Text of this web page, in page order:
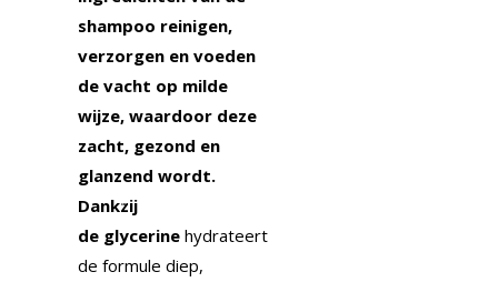
shampoo reinigen,
verzorgen en voeden
de vacht op milde
wijze, waardoor deze
zacht, gezond en
glanzend wordt.
Dankzij
de glycerine hydrateert
de formule diep,